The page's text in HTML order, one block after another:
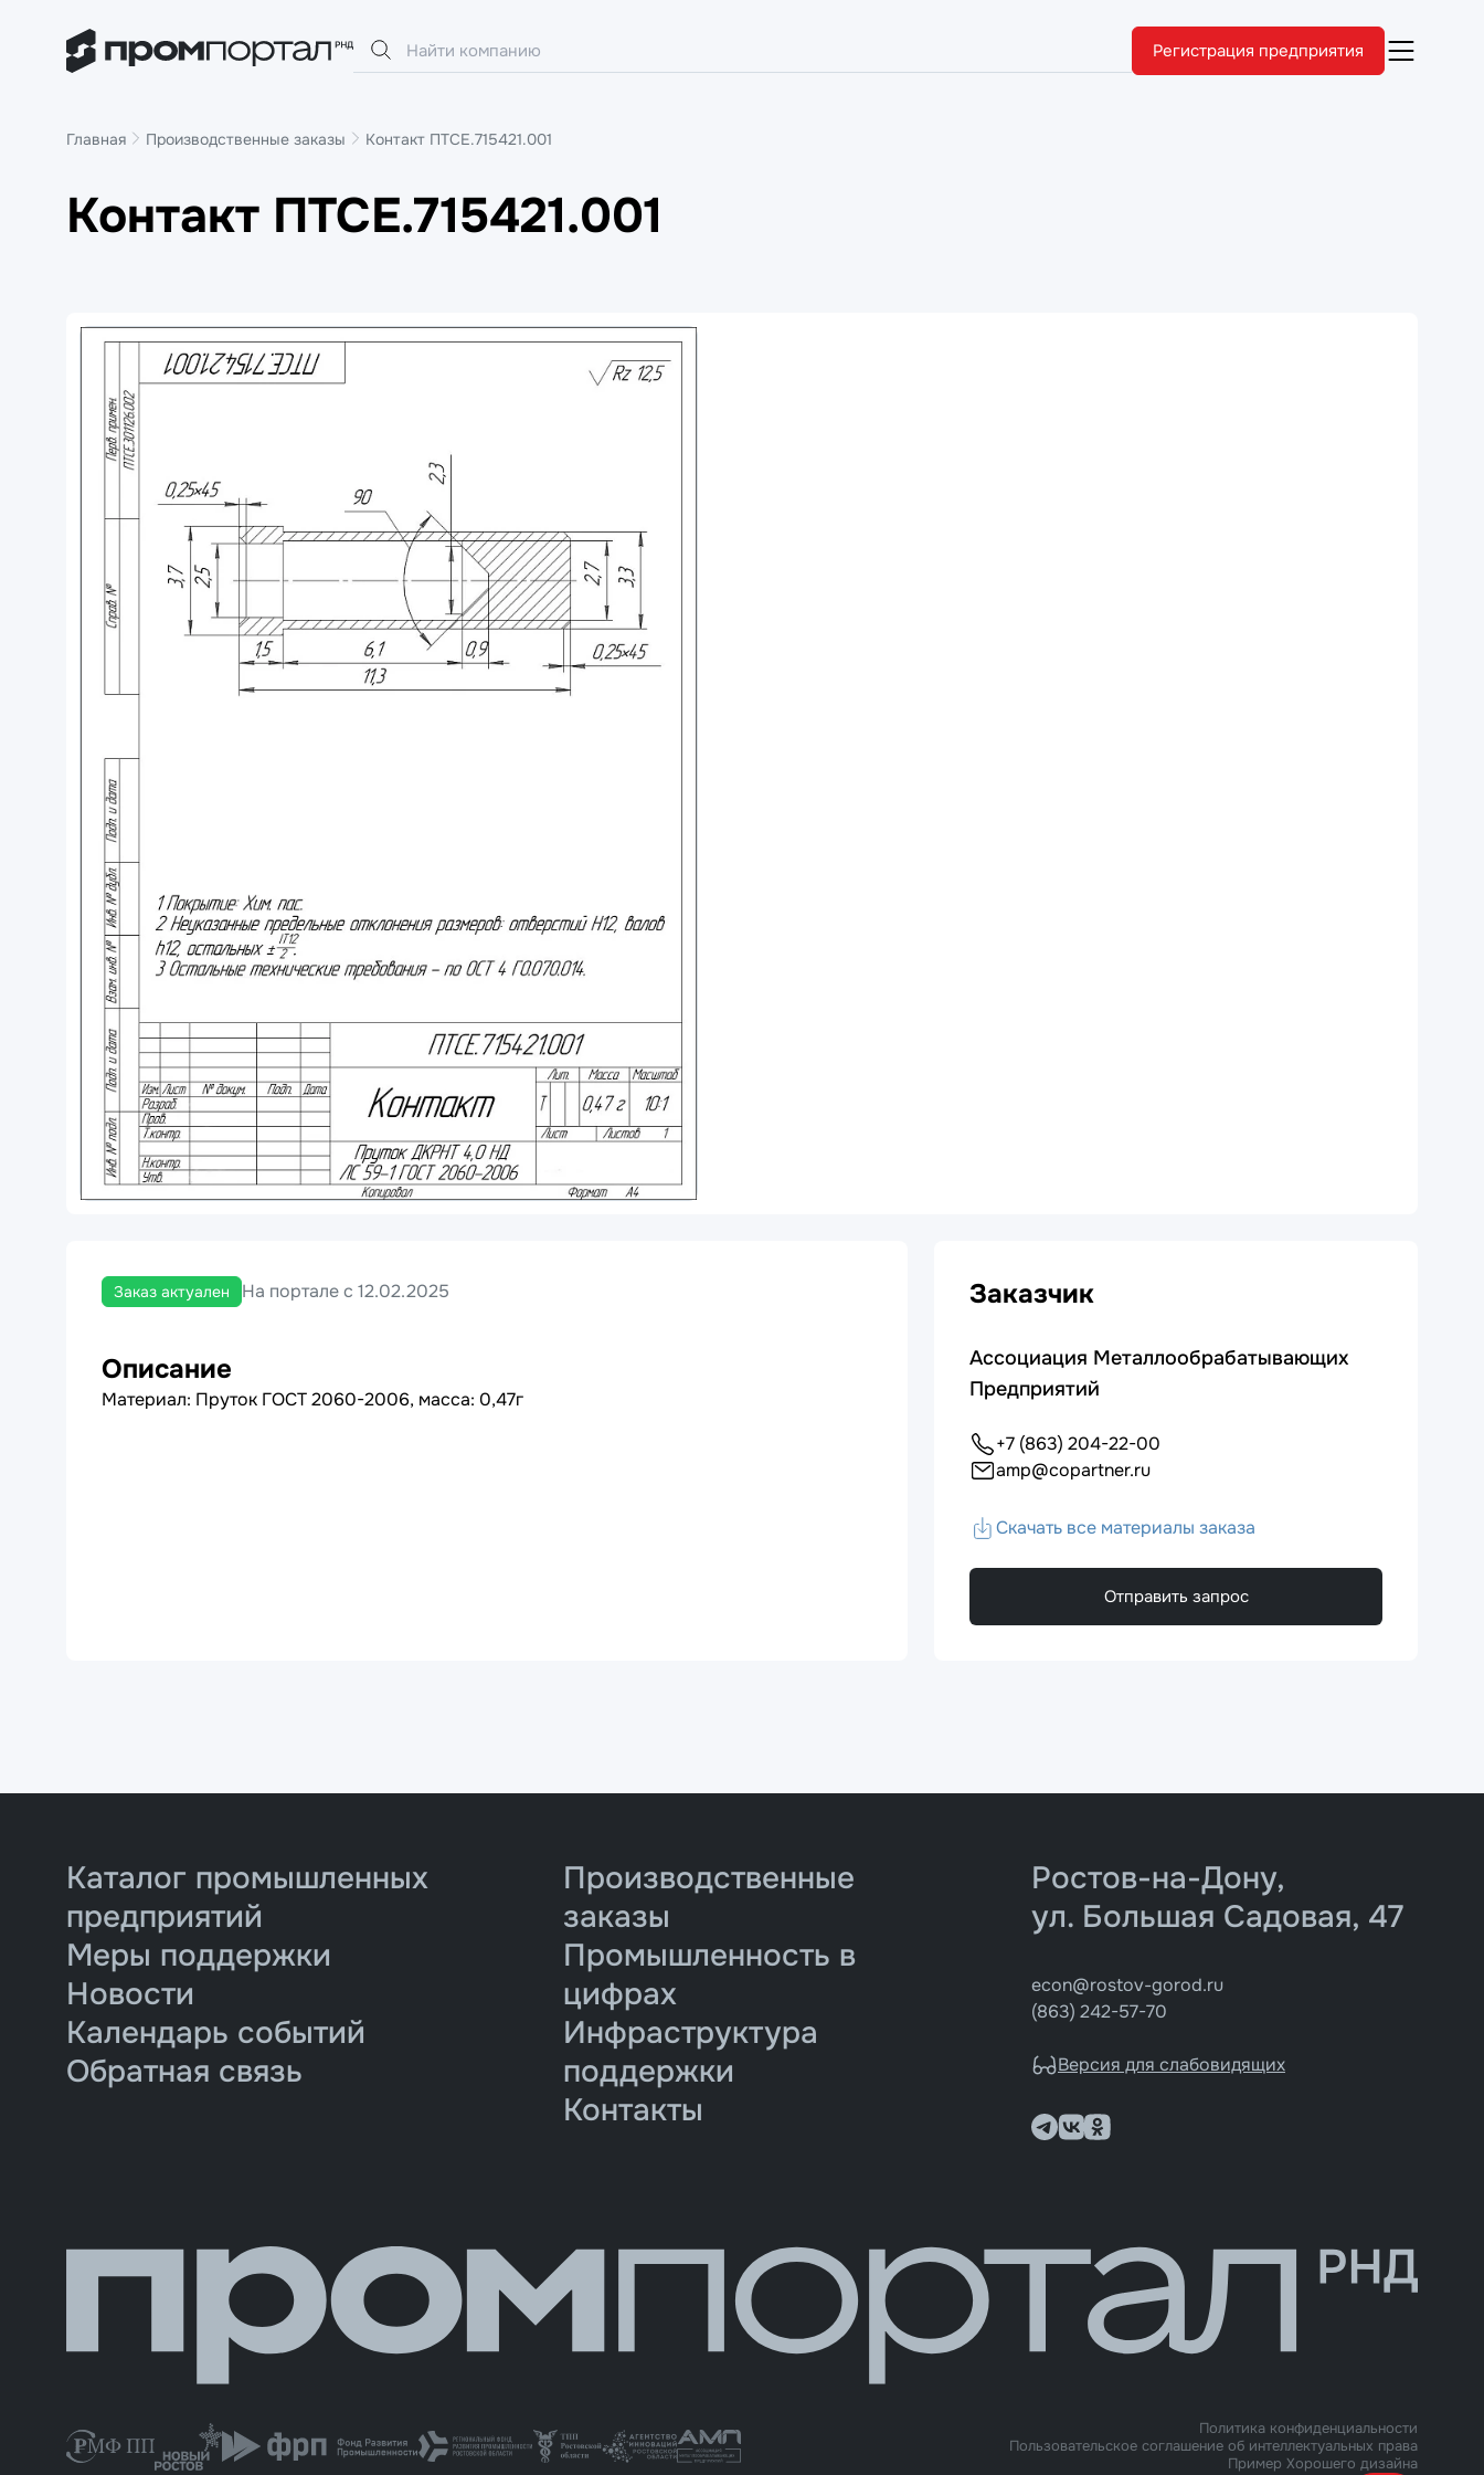
Регистрация предприятия
Главная Производственные заказы Контакт ПТСЕ.715421.001
Контакт ПТСЕ.715421.001
Заказ актуален На портале с 12.02.2025
Описание
Материал: Пруток ГОСТ 2060-2006, масса: 0,47г
Заказчик
Ассоциация Металлообрабатывающих
Предприятий
+7 (863) 204-22-00
amp@copartner.ru
Скачать все материалы заказа
Отправить запрос
Каталог промышленных
предприятий
Меры поддержки
Новости
Календарь событий
Обратная связь
Производственные
заказы
Промышленность в
цифрах
Инфраструктура
поддержки
Контакты
Ростов-на-Дону,
ул. Большая Садовая, 47
econ@rostov-gorod.ru
(863) 242-57-70
Версия для слабовидящих
Политика конфиденциальности
Пользовательское соглашение об интеллектуальных права
Пример Хорошего дизайна